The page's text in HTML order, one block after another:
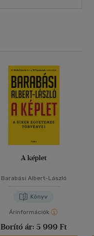
A képlet
Barabási Albert-László
Könyv
Árinformációk
Borító ár: 5 999 Ft